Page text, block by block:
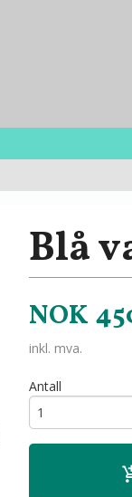
Next
Blå
NOK
inkl. mva.
Antall